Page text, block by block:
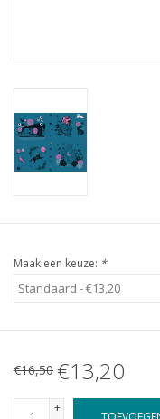
Maak een keuze: *
€16,50 €13,20
+